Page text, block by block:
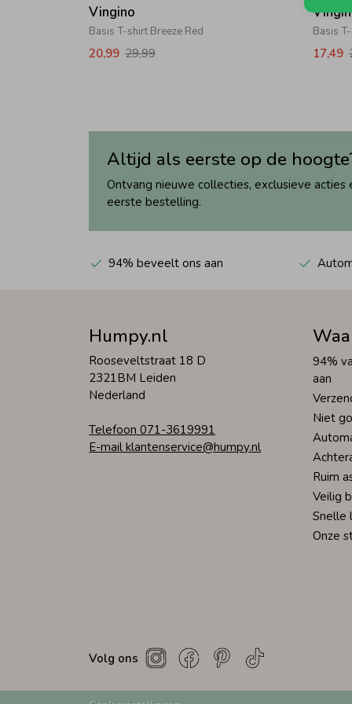
Vingino
Basis T-shirt Breeze Red
20,99 29,99
Basis
17,49
Altijd als eerste op de
Ontvang nieuwe collecties, exclusieve
eerste bestelling.
94% beveelt ons aan
Humpy.nl
Rooseveltstraat 18 D
2321BM Leiden
Nederland
Telefoon 071-3619991
E-mail klantenservice@humpy.nl
94%
aan
Niet
Ruim
Veilig
Snelle
Onze
Volg ons